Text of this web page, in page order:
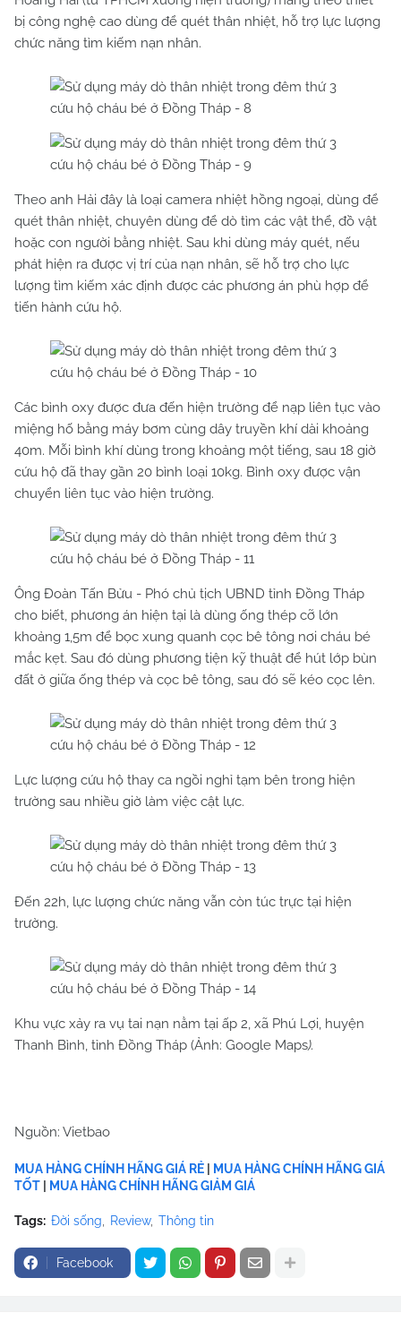
bị công nghệ cao dùng để quét thân nhiệt, hỗ trợ lực lượng
chức năng tìm kiếm nạn nhân.
Theo anh Hải đây là loại camera nhiệt hồng ngoại, dùng để
quét thân nhiệt, chuyên dùng để dò tìm các vật thể, đồ vật
hoặc con người bằng nhiệt. Sau khi dùng máy quét, nếu
phát hiện ra được vị trí của nạn nhân, sẽ hỗ trợ cho lực
lượng tìm kiếm xác định được các phương án phù hợp để
tiến hành cứu hộ.
Các bình oxy được đưa đến hiện trường để nạp liên tục vào
miệng hố bằng máy bơm cùng dây truyền khí dài khoảng
40m. Mỗi bình khí dùng trong khoảng một tiếng, sau 18 giờ
cứu hộ đã thay gần 20 bình loại 10kg. Bình oxy được vận
chuyển liên tục vào hiện trường.
Ông Đoàn Tấn Bửu - Phó chủ tịch UBND tỉnh Đồng Tháp
cho biết, phương án hiện tại là dùng ống thép cỡ lớn
khoảng 1,5m để bọc xung quanh cọc bê tông nơi cháu bé
mắc kẹt. Sau đó dùng phương tiện kỹ thuật để hút lớp bùn
đất ở giữa ống thép và cọc bê tông, sau đó sẽ kéo cọc lên.
Lực lượng cứu hộ thay ca ngồi nghỉ tạm bên trong hiện
trường sau nhiều giờ làm việc cật lực.
Đến 22h, lực lượng chức năng vẫn còn túc trực tại hiện
trường.
Khu vực xảy ra vụ tai nạn nằm tại ấp 2, xã Phú Lợi, huyện
Thanh Bình, tỉnh Đồng Tháp (Ảnh: Google Maps).
Nguồn: Vietbao
MUA HÀNG CHÍNH HÃNG GIÁ RẺ
MUA HÀNG CHÍNH HÃNG GIÁ
TỐT
MUA HÀNG CHÍNH HÃNG GIẢM GIÁ
Tags: Đời sống Review Thông tin
Facebook